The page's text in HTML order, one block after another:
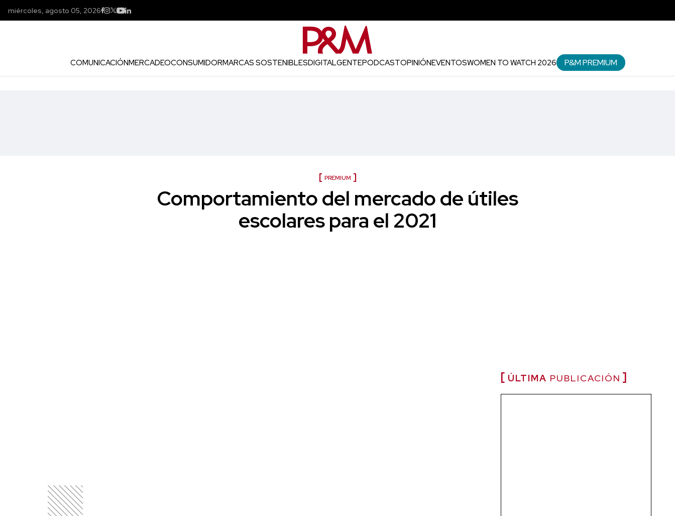
miércoles, agosto 05, 2026
COMUNICACIÓNMERCADEOCONSUMIDORMARCAS SOSTENIBLESDIGITALGENTEPODCASTOPINIÓNEVENTOSWOMEN TO WATCH 2026 P&M PREMIUM
PREMIUM
Comportamiento del mercado de útiles
escolares para el 2021
ÚLTIMA PUBLICACIÓN